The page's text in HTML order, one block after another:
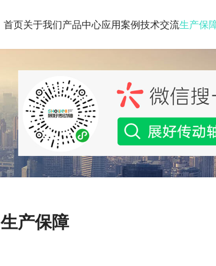
首页关于我们产品中心应用案例技术交流生产保
生产保障